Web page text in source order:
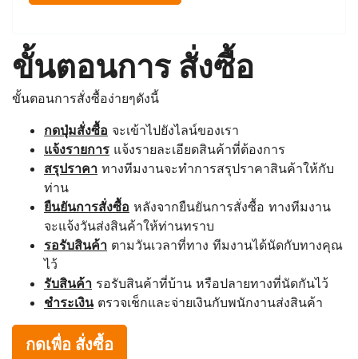
ขั้นตอนการ สั่งซื้อ
ขั้นตอนการสั่งซื้อง่ายๆดังนี้
กดปุ่มสั่งซื้อ จะเข้าไปยังไลน์ของเรา
แจ้งรายการ แจ้งรายละเอียดสินค้าที่ต้องการ
สรุปราคา ทางทีมงานจะทำการสรุปราคาสินค้าให้กับ
ท่าน
ยืนยันการสั่งซื้อ หลังจากยืนยันการสั่งซื้อ ทางทีมงาน
จะแจ้งวันส่งสินค้าให้ท่านทราบ
รอรับสินค้า ตามวันเวลาที่ทาง ทีมงานได้นัดกับทางคุณ
ไว้
รับสินค้า รอรับสินค้าที่บ้าน หรือปลายทางที่นัดกันไว้
ชำระเงินตรวจเช็กและจ่ายเงินกับพนักงานส่งสินค้า
กดเพื่อ สั่งซื้อ